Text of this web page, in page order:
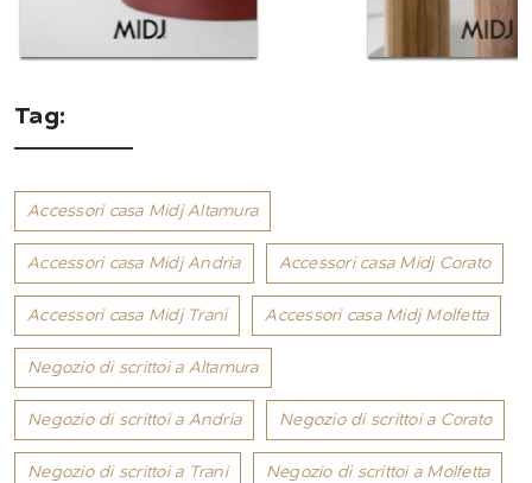
Tag:
Accessori casa Midj Altamura
Accessori casa Midj Andria Accessori casa Midj Corato
Accessori casa Midj Trani Accessori casa Midj Molfetta
Negozio di scrittoi a Altamura
Negozio di scrittoi a Andria Negozio di scrittoi a Corato
Negozio di scrittoi a Trani Negozio di scrittoi a Molfetta